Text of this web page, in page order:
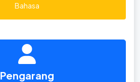
Bahasa
Pengarang